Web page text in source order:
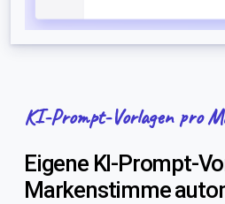
KI-Prompt-Vorlagen pro
Eigene KI-Prompt-
Markenstimme